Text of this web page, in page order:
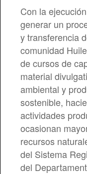
Con la
generar un
y transferencia
comunidad
de cursos de
material
ambiental y
sostenible,
actividades
ocasionan
recursos
del Sistema
del